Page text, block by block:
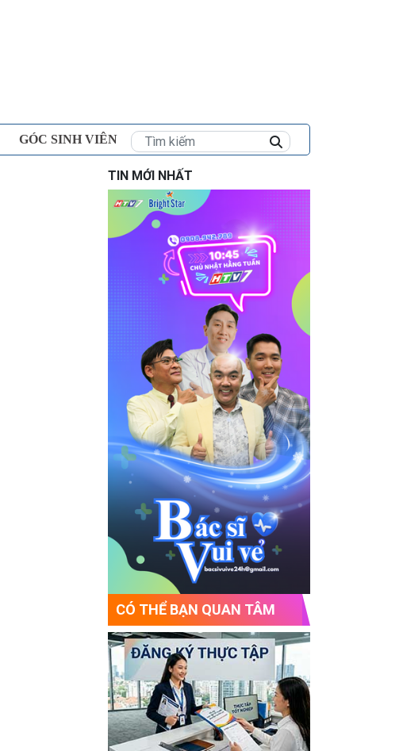
GÓC SINH VIÊN
TIN MỚI NHẤT
CÓ THỂ BẠN QUAN TÂM